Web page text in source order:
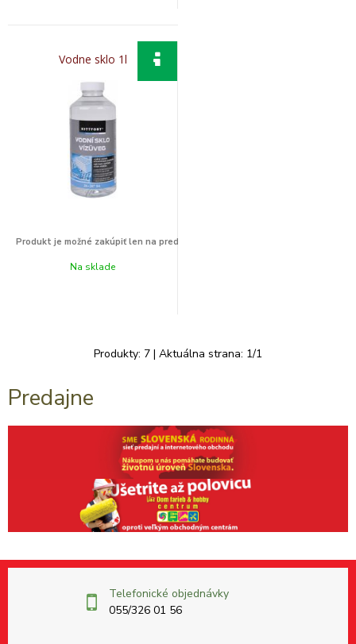
Vodne sklo 1l
Na sklade
Produkty: 7 | Aktuálna strana: 1/1
Predajne
Telefonické objednávky
055/326 01 56